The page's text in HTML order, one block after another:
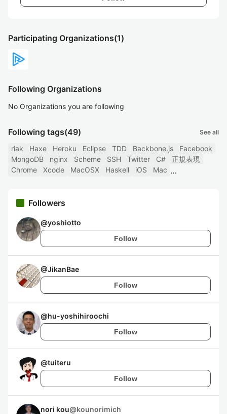
Participating Organizations(1)
Following Organizations
No Organizations you are following
Following tags(49) See all
riak Haxe Heroku Eclipse TDD Backbone.js
Facebook
MongoDB
nginx Scheme SSH Twitter C#
正規表現
Chrome
Xcode MacOSX Haskell iOS Mac
Followers
@yoshiotto
Follow
@JikanBae
Follow
@hu-yoshihiroochi
Follow
@tuiteru
Follow
nori kou@kounorimich